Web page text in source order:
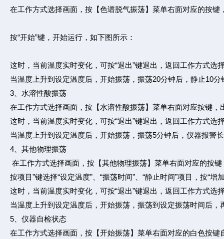
在工作方式选择画面，按【色谱脱气振荡】菜单右面对应的按键
按“开始”键，开始运行，如下图所示：
这时，当前温度实时变化，可按“退出”键退出，返回工作方式选
当温度上升到设定温度后，开始振荡，振荡20分钟后，静止10
3、水溶性酸振荡
在工作方式选择画面，按【水溶性酸振荡】菜单右面对应按键，
这时，当前温度实时变化，可按“退出”键退出，返回工作方式选
当温度上升到设定温度后，开始振荡，振荡5分钟后，仪器报警
4、其他物理振荡
在工作方式选择画面，按【其他物理振荡】菜单右面对应的按
按项目”键选择“设定温度”、“振荡时间”、“静止时间”项目，按“
这时，当前温度实时变化，可按“退出”键退出，返回工作方式选
当温度上升到设定温度后，开始振荡，振荡到设定振荡时间后
5、仪器自检状态
在工作方式选择画面，按【开始振荡】菜单右面对应的白色按键